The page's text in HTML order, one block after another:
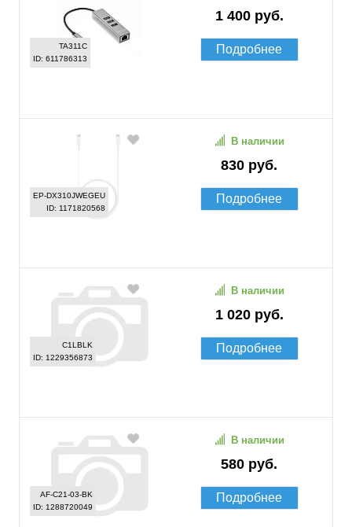
TA311C
ID: 611786313
1 400 руб.
Подробнее
EP-DX310JWEGEU
ID: 1171820568
830 руб.
В наличии
Подробнее
C1LBLK
ID: 1229356873
1 020 руб.
В наличии
Подробнее
AF-C21-03-BK
ID: 1288720049
580 руб.
В наличии
Подробнее